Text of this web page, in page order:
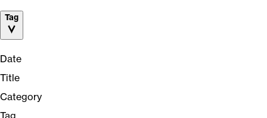
Tag
Date
Title
Category
Tag